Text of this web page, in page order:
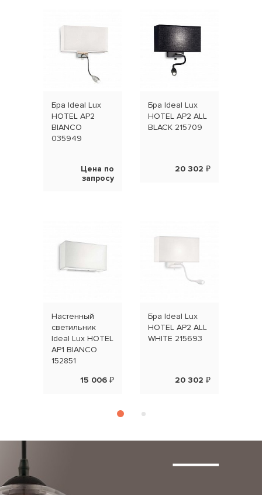
Бра Ideal Lux
HOTEL AP2
BIANCO
035949
Цена по
запросу
Настенный
светильник
Ideal Lux HOTEL
AP1 BIANCO
152851
15 006 ₽
Бра Ideal Lux
HOTEL AP2 ALL
BLACK 215709
20 302 ₽
Бра Ideal Lux
HOTEL AP2 ALL
WHITE 215693
20 302 ₽